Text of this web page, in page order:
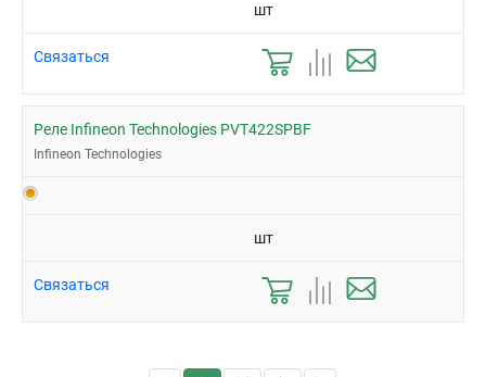
шт
Связаться
Реле Infineon Technologies PVT422SPBF
Infineon Technologies
шт
Связаться